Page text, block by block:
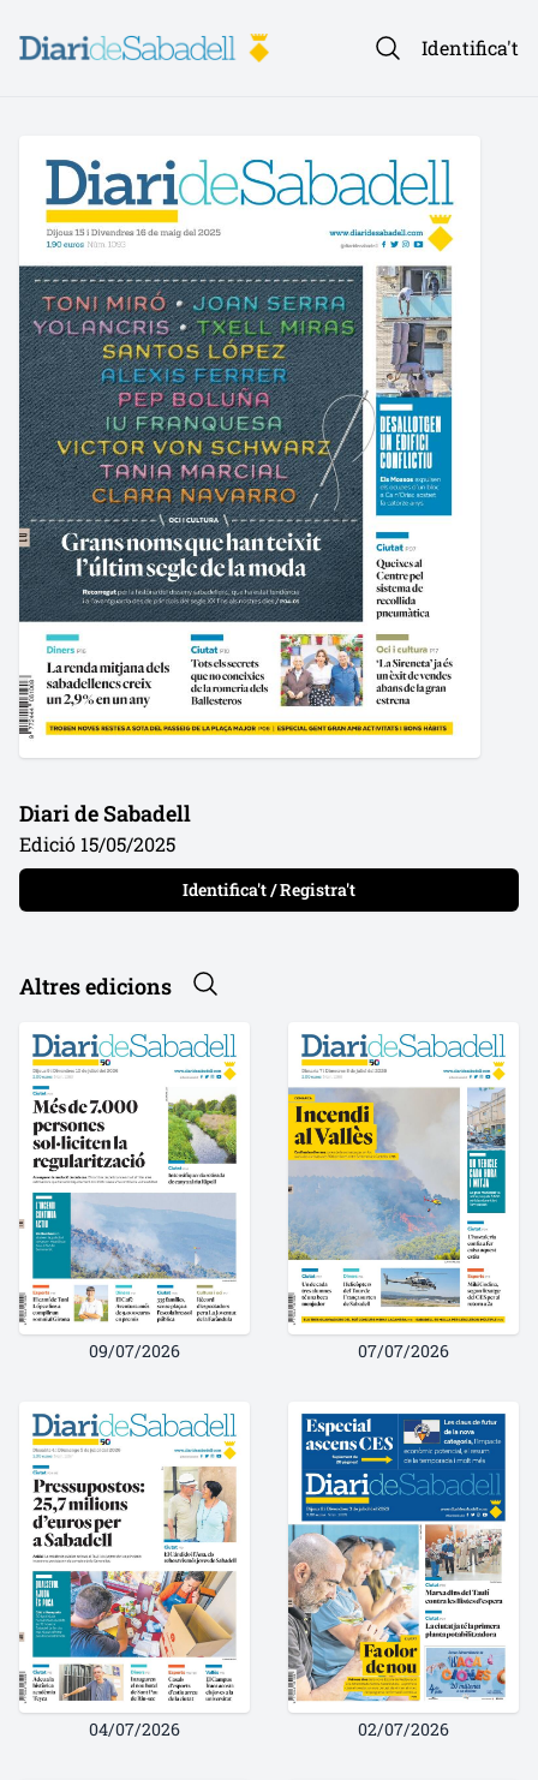
Identifica't
Diari de Sabadell
Edició 15/05/2025
Identifica't / Registra't
Altres edicions
09/07/2026 07/07/2026
04/07/2026 02/07/2026